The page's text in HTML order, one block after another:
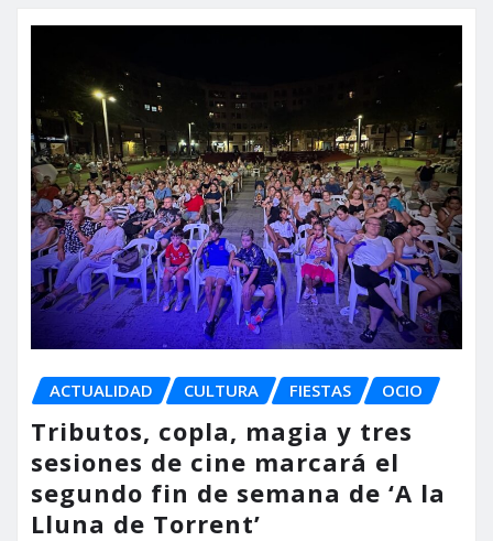
ACTUALIDAD CULTURA FIESTAS OCIO
Tributos, copla, magia y tres
sesiones de cine marcará el
segundo fin de semana de ‘A la
Lluna de Torrent’